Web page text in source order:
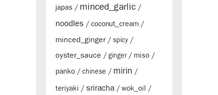
japas / minced_garlic /
noodles / coconut_cream /
minced_ginger/ spicy /
oyster_sauce / ginger/ miso /
panko / chinese / mirin /
teriyaki / sriracha / wok_oil /